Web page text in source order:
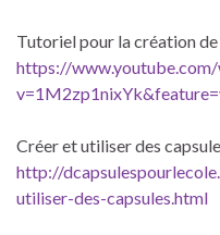
Tutoriel pour la création de
https://www.youtube.com/
Créer et utiliser des
http://
utiliser-des-capsules.html